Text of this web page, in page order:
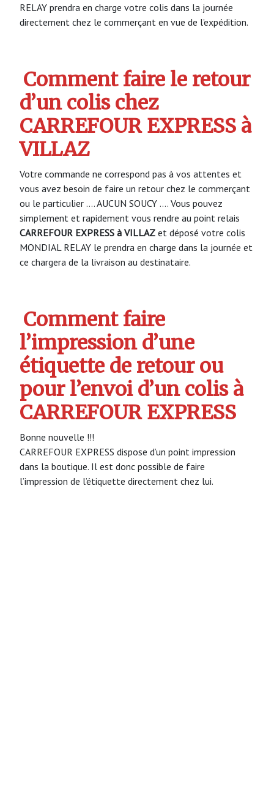
RELAY prendra en charge votre colis dans la journée
directement chez le commerçant en vue de l’expédition.
Comment faire le retour
d’un colis chez
CARREFOUR EXPRESS à
VILLAZ
Votre commande ne correspond pas à vos attentes et
vous avez besoin de faire un retour chez le commerçant
ou le particulier …. AUCUN SOUCY …. Vous pouvez
simplement et rapidement vous rendre au point relais
CARREFOUR EXPRESS à VILLAZ et déposé votre colis
MONDIAL RELAY le prendra en charge dans la journée et
ce chargera de la livraison au destinataire.
Comment faire
l’impression d’une
étiquette de retour ou
pour l’envoi d’un colis à
CARREFOUR EXPRESS
Bonne nouvelle !!!
CARREFOUR EXPRESS dispose d’un point impression
dans la boutique. Il est donc possible de faire
l’impression de l’étiquette directement chez lui.